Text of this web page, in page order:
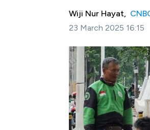
Wiji Nur Hayat,
23 March 2025 16:15